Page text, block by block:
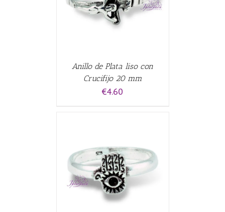
Anillo de Plata liso con
Crucifijo 20 mm
€4.60